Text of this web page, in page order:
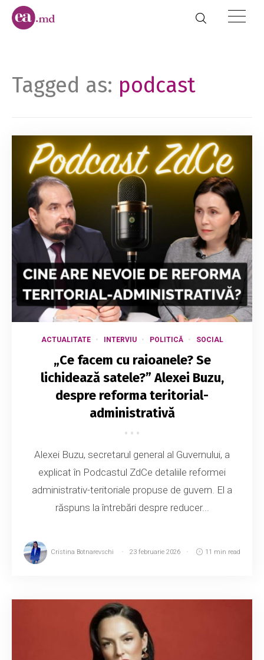
Tagged as: podcast
ACTUALITATE INTERVIU POLITICĂ SOCIAL
„Ce facem cu raioanele? Se
lichidează satele?” Alexei Buzu,
despre reforma teritorial-
administrativă
Alexei Buzu, secretarul general al Guvernului, a
explicat în Podcastul ZdCe detaliile reformei
administrativ-teritoriale propuse de guvern. El a
răspuns la întrebări despre reducer...
Cristina Botnarevschi 23 februarie 2026 11 min read